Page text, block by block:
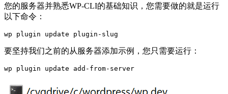
您的服务器并熟悉WP-CLI的基础知识，您需要做的就是运行
以下命令：
wp plugin update plugin-slug
要坚持我们之前的从服务器添加示例，您只需要运行：
wp plugin update add-from-server